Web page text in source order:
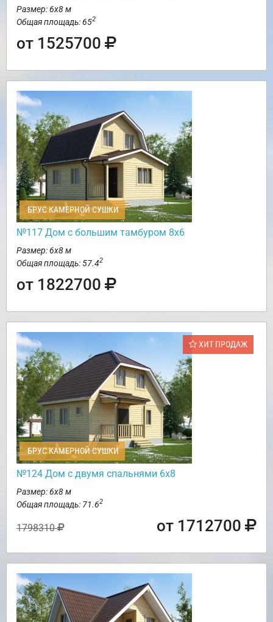
Размер: 6х8 м
Общая площадь: 652
от 1525700
БРУС КАМЕРНОЙ СУШКИ
№117 Дом с большим тамбуром 8х6
Размер: 6х8 м
Общая площадь: 57.42
от 1822700
ХИТ ПРОДАЖ
БРУС КАМЕРНОЙ СУШКИ
№124 Дом с двумя спальнями 6х8
Размер: 6х8 м
Общая площадь: 71.62
1798310 от 1712700